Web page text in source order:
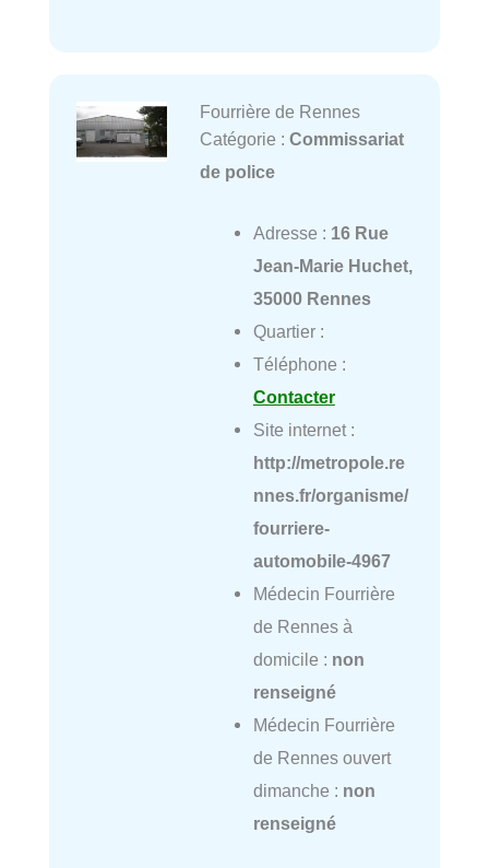
Fourrière de Rennes
Catégorie : Commissariat
de police
Adresse : 16 Rue
Jean-Marie Huchet,
35000 Rennes
Quartier :
Téléphone :
Contacter
Site internet :
http://metropole.re
nnes.fr/organisme/
fourriere-
automobile-4967
Médecin Fourrière
de Rennes à
domicile : non
renseigné
Médecin Fourrière
de Rennes ouvert
dimanche : non
renseigné